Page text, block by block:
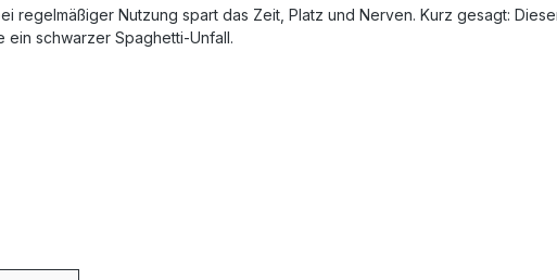
Nutzung spart das Zeit, Platz und Nerven. Kurz gesagt:
schwarzer Spaghetti-Unfall.